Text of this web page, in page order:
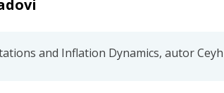
and Inflation Dynamics, autor